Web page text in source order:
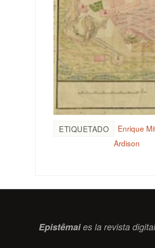
ETIQUETADO Enrique
Ardison
Epistêmaies la revista